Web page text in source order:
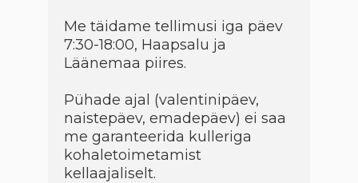
Me täidame tellimusi iga päev
7:30-18:00, Haapsalu ja
Läänemaa piires.
Pühade ajal (valentinipäev,
naistepäev, emadepäev) ei saa
me garanteerida kulleriga
kohaletoimetamist
kellaajaliselt.